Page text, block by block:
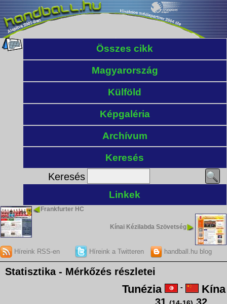
Összes cikk
Magyarország
Külföld
Képgaléria
Archívum
Keresés
Keresés
Linkek
Frankfurter HC
Kínai Kézilabda Szövetség
Híreink RSS-en Híreink a Twitteren handball.hu blog
Statisztika - Mérkőzés részletei
Tunézia - Kína